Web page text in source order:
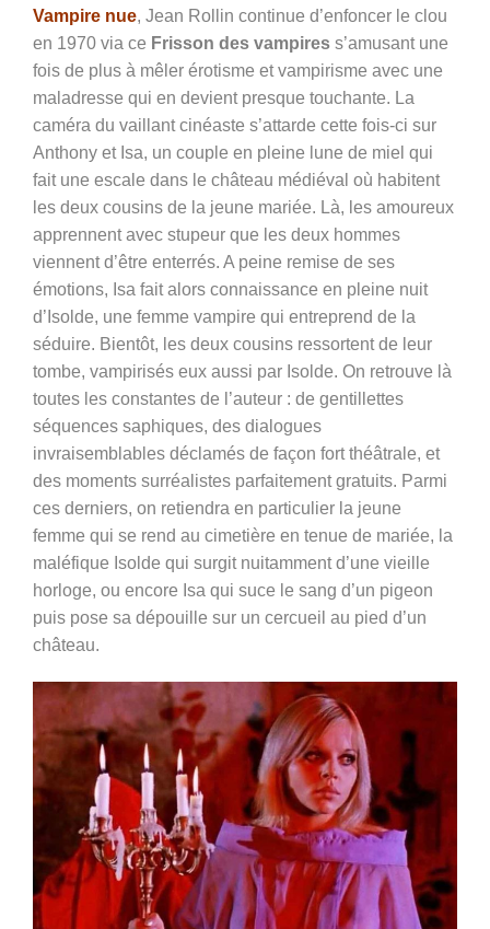
Vampire nue, Jean Rollin continue d’enfoncer le clou
en 1970 via ce Frisson des vampires s’amusant une
fois de plus à mêler érotisme et vampirisme avec une
maladresse qui en devient presque touchante. La
caméra du vaillant cinéaste s’attarde cette fois-ci sur
Anthony et Isa, un couple en pleine lune de miel qui
fait une escale dans le château médiéval où habitent
les deux cousins de la jeune mariée. Là, les amoureux
apprennent avec stupeur que les deux hommes
viennent d’être enterrés. A peine remise de ses
émotions, Isa fait alors connaissance en pleine nuit
d’Isolde, une femme vampire qui entreprend de la
séduire. Bientôt, les deux cousins ressortent de leur
tombe, vampirisés eux aussi par Isolde. On retrouve là
toutes les constantes de l’auteur : de gentillettes
séquences saphiques, des dialogues
invraisemblables déclamés de façon fort théâtrale, et
des moments surréalistes parfaitement gratuits. Parmi
ces derniers, on retiendra en particulier la jeune
femme qui se rend au cimetière en tenue de mariée, la
maléfique Isolde qui surgit nuitamment d’une vieille
horloge, ou encore Isa qui suce le sang d’un pigeon
puis pose sa dépouille sur un cercueil au pied d’un
château.